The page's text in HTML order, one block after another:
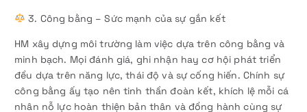
3. Công bằng – Sức mạnh của sự gắn kết
HM xây dựng môi trường làm việc dựa trên công bằng và
minh bạch. Mọi đánh giá, ghi nhận hay cơ hội phát triển
đều dựa trên năng lực, thái độ và sự cống hiến. Chính sự
công bằng ấy tạo nên tinh thần đoàn kết, khích lệ mỗi cá
nhân nỗ lực hoàn thiện bản thân và đồng hành cùng sự